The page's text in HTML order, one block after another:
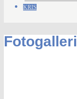
KRIS
Fotogalleri